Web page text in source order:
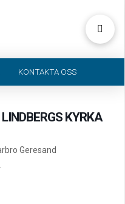
KONTAKTA OSS
KYRKA
Geresand